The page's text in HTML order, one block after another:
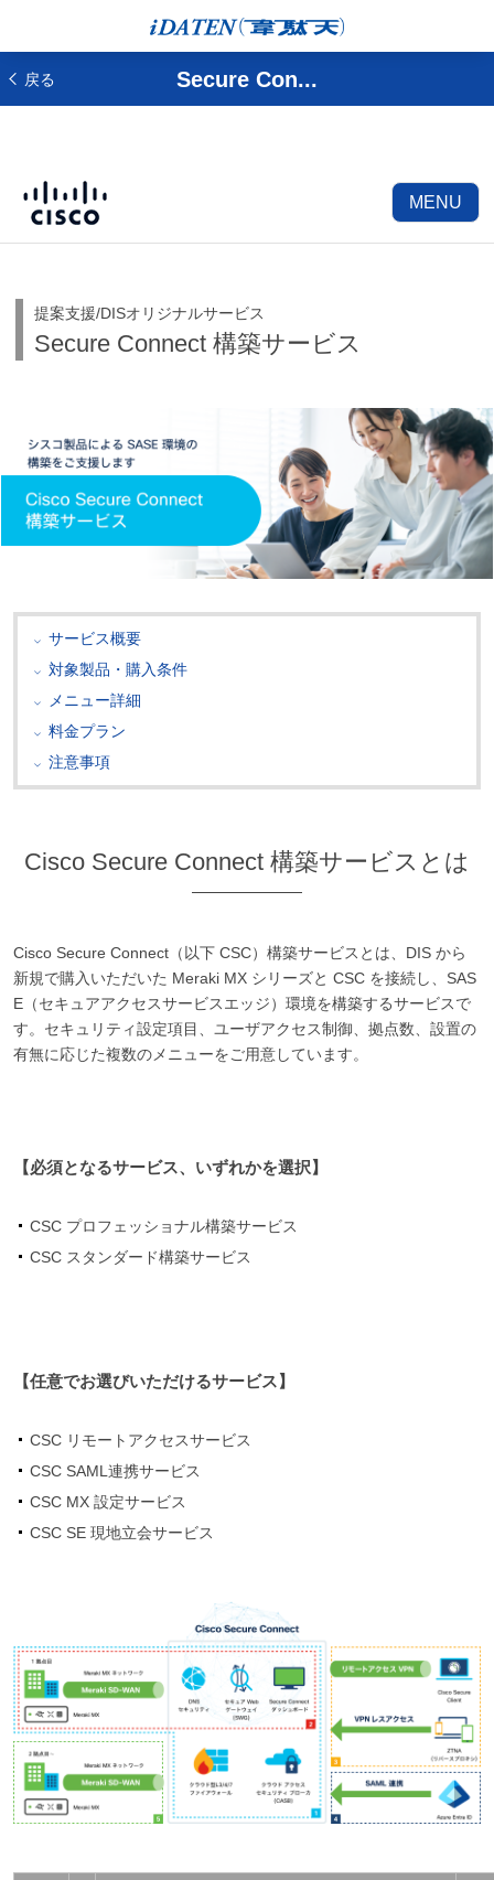
戻る Secure Con...
MENU
提案支援/DISオリジナルサービス
Secure Connect 構築サービス
サービス概要
対象製品・購入条件
メニュー詳細
料金プラン
注意事項
Cisco Secure Connect 構築サービスとは
Cisco Secure Connect（以下 CSC）構築サービスとは、DIS から
新規で購入いただいた Meraki MX シリーズと CSC を接続し、SAS
E（セキュアアクセスサービスエッジ）環境を構築するサービスで
す。セキュリティ設定項目、ユーザアクセス制御、拠点数、設置の
有無に応じた複数のメニューをご用意しています。
【必須となるサービス、いずれかを選択】
CSC プロフェッショナル構築サービス
CSC スタンダード構築サービス
【任意でお選びいただけるサービス】
CSC リモートアクセスサービス
CSC SAML連携サービス
CSC MX 設定サービス
CSC SE 現地立会サービス